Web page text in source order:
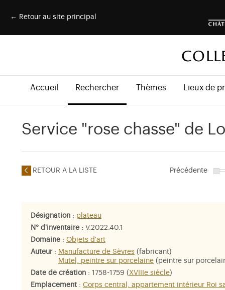
← Retour au site principal
Accueil Rechercher Thèmes Lieux de
Service "rose chasse" de
RETOUR A LA LISTE Précédente
Désignation : plateau
N° d'inventaire : V.2022.40.1
Domaine : Objets d'art
Auteur: Manufacture de Sèvres (fabricant)
Mutel, peintre sur porcelaine (peintre sur
Date de création : 1758-1759 ( XVIIIe siècle)
Emplacement : Corps central, appartement intérieur Roi